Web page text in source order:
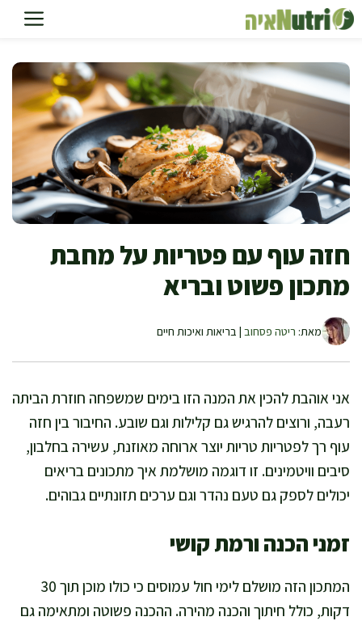
לדלג
לתוכן
חזה עוף עם פטריות על מחבת
מתכון פשוט ובריא
מאת: ריטה פסחוב | בריאות ואיכות חיים
אני אוהבת להכין את המנה הזו בימים שמשפחה חוזרת הביתה
רעבה, ורוצים להרגיש גם קלילות וגם שובע. החיבור בין חזה
עוף רך לפטריות טריות יוצר ארוחה מאוזנת, עשירה בחלבון,
סיבים וויטמינים. זו דוגמה מושלמת איך מתכונים בריאים
יכולים לספק גם טעם נהדר וגם ערכים תזונתיים גבוהים.
זמני הכנה ורמת קושי
המתכון הזה מושלם לימי חול עמוסים כי כולו מוכן תוך 30
דקות, כולל חיתוך והכנה מהירה. ההכנה פשוטה ומתאימה גם